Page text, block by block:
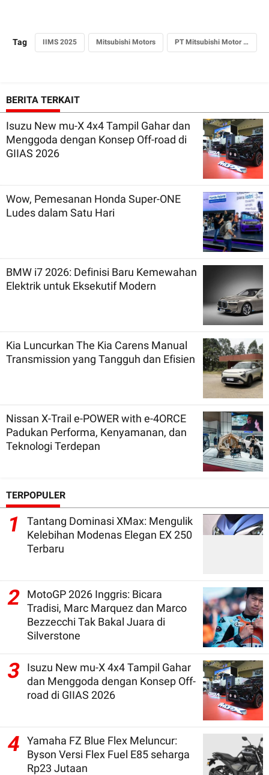
Tag IIMS 2025 Mitsubishi Motors PT Mitsubishi Motor Krama Yudha Sales Indonesiq
BERITA TERKAIT
Isuzu New mu-X 4x4 Tampil Gahar dan
Menggoda dengan Konsep Off-road di
GIIAS 2026
Wow, Pemesanan Honda Super-ONE
Ludes dalam Satu Hari
BMW i7 2026: Definisi Baru Kemewahan
Elektrik untuk Eksekutif Modern
Kia Luncurkan The Kia Carens Manual
Transmission yang Tangguh dan Efisien
Nissan X-Trail e-POWER with e-4ORCE
Padukan Performa, Kenyamanan, dan
Teknologi Terdepan
TERPOPULER
1
Tantang Dominasi XMax: Mengulik
Kelebihan Modenas Elegan EX 250
Terbaru
2
MotoGP 2026 Inggris: Bicara
Tradisi, Marc Marquez dan Marco
Bezzecchi Tak Bakal Juara di
Silverstone
3
Isuzu New mu-X 4x4 Tampil Gahar
dan Menggoda dengan Konsep Off-
road di GIIAS 2026
4
Yamaha FZ Blue Flex Meluncur:
Byson Versi Flex Fuel E85 seharga
Rp23 Jutaan